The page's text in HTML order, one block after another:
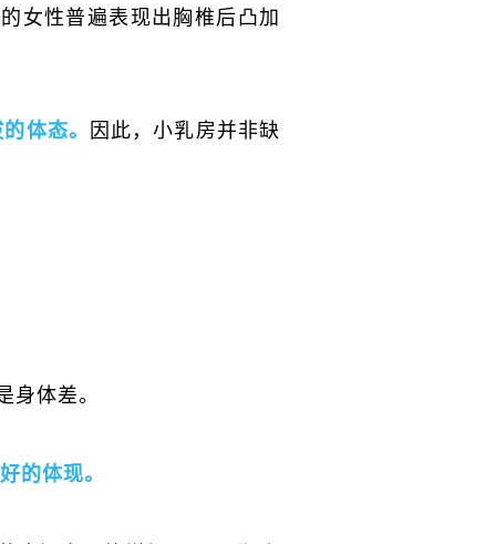
女性普遍表现出胸椎后凸加
体态。 因此，小乳房并非缺
体差。
的体现。